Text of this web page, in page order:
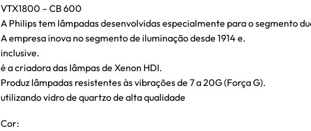
VTX1800 – CB 600
A Philips tem lâmpadas desenvolvidas especialmente para o segmento
A empresa inova no segmento de iluminação desde 1914 e.
inclusive.
é a criadora das lâmpas de Xenon HDI.
Produz lâmpadas resistentes às vibrações de 7 a 20G (Força G).
utilizando vidro de quartzo de alta qualidade
Cor: